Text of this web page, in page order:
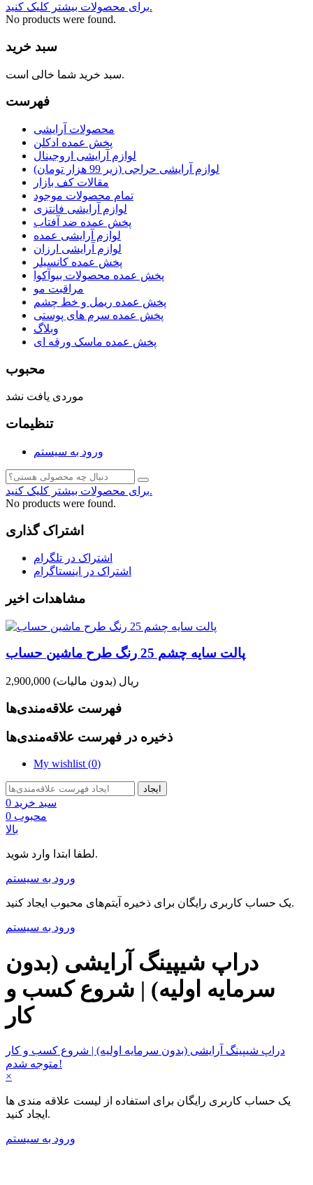
برای محصولات بیشتر کلیک کنید.
No products were found.
سبد خرید
سبد خرید شما خالی است.
فهرست
محصولات آرایشی
پخش عمده ادکلن
لوازم آرایشی اروجینال
لوازم آرایشی حراجی (زیر 99 هزار تومان)
مقالات کف بازار
تمام محصولات موجود
لوازم آرایشی فانتزی
پخش عمده ضد آفتاب
لوازم آرایشی عمده
لوازم آرایشی ارزان
پخش عمده کانسیلر
پخش عمده محصولات بیوآکوا
مراقبت مو
پخش عمده ریمل و خط چشم
پخش عمده سرم های پوستی
وبلاگ
پخش عمده ماسک ورقه ای
محبوب
موردی یافت نشد
تنظیمات
ورود به سیستم
برای محصولات بیشتر کلیک کنید.
No products were found.
اشتراک گذاری
اشتراک در تلگرام
اشتراک در اینستاگرام
مشاهدات اخیر
پالت سایه چشم 25 رنگ طرح ماشین حساب
2,900,000 ریال (بدون مالیات)
فهرست علاقه‌مندی‌ها
ذخیره در فهرست علاقه‌مندی‌ها
My wishlist (0)
ایجاد
سبد خرید 0
محبوب 0
بالا
لطفا ابتدا وارد شوید.
ورود به سیستم
یک حساب کاربری رایگان برای ذخیره آیتم‌های محبوب ایجاد کنید.
ورود به سیستم
دراپ شیپینگ آرایشی (بدون
سرمایه اولیه) | شروع کسب و
کار
دراپ شیپینگ آرایشی (بدون سرمایه اولیه) | شروع کسب و کار
متوجه شدم!
×
یک حساب کاربری رایگان برای استفاده از لیست علاقه مندی ها
ایجاد کنید.
ورود به سیستم